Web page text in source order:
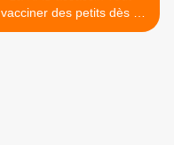
vacciner des petits dès 6
mois contre le covid >